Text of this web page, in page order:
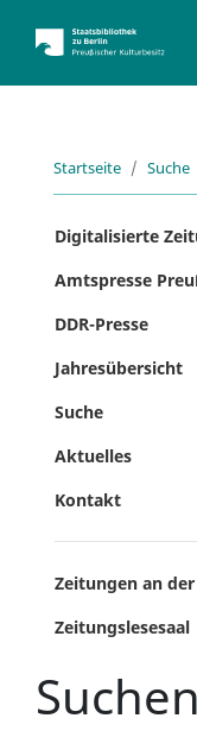
Startseite Suche
Digitalisierte
Amtspresse
DDR-Presse
Jahresübersicht
Suche
Aktuelles
Kontakt
Zeitungen an der
Zeitungslesesaal
Suchen